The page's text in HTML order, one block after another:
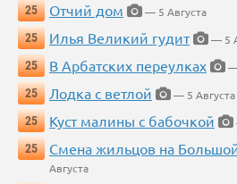
25
Отчий дом
— 5 Августа
25
Илья Великий гудит
— 5
25
В Арбатских переулках
—
25
Лодка с ветлой
— 5 Августа
25
Куст малины с бабочкой
25
Смена жильцов на
Августа